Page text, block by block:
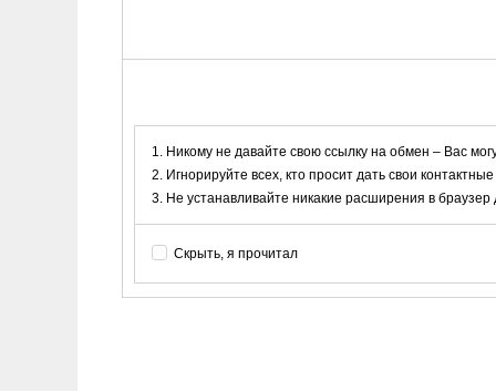
Никому не давайте свою ссылку на обмен – Вас
Игнорируйте всех, кто просит дать свои
Не устанавливайте никакие расширения в
Скрыть, я прочитал